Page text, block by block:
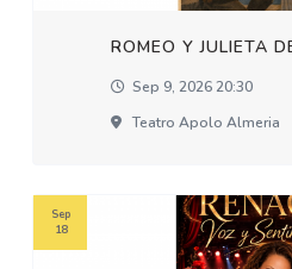
ROMEO Y JULIETA
Sep 9, 2026 20:30
Teatro Apolo Almeria
Sep
18